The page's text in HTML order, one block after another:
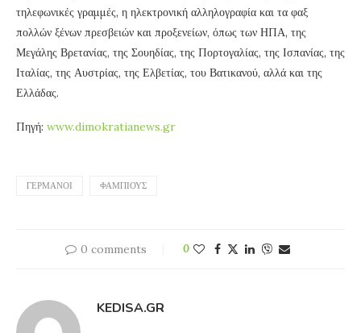
τηλεφωνικές γραμμές, η ηλεκτρονική αλληλογραφία και τα φαξ
πολλών ξένων πρεσβειών και προξενείων, όπως των ΗΠΑ, της
Μεγάλης Βρετανίας, της Σουηδίας, της Πορτογαλίας, της Ισπανίας, της
Ιταλίας, της Αυστρίας, της Ελβετίας, του Βατικανού, αλλά και της
Ελλάδας.
Πηγή: www.dimokratianews.gr
ΓΕΡΜΑΝΟΊ ΦΑΜΠΙΟΎΣ
0 comments 0
KEDISA.GR